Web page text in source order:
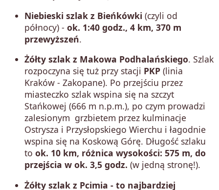
Niebieski szlak z Bieńkówki (czyli od
północy) - ok. 1:40 godz., 4 km, 370 m
przewyższeń.
Żółty szlak z Makowa Podhalańskiego. Szlak
rozpoczyna się tuż przy stacji PKP (linia
Kraków - Zakopane). Po przejściu przez
miasteczko szlak wspina się na szczyt
Stańkowej (666 m n.p.m.), po czym prowadzi
zalesionym grzbietem przez kulminacje
Ostrysza i Przysłopskiego Wierchu i łagodnie
wspina się na Koskową Górę. Długość szlaku
to ok. 10 km, różnica wysokości: 575 m, do
przejścia w ok. 3,5 godz. (w jedną stronę!).
Żółty szlak z Pcimia - to najbardziej